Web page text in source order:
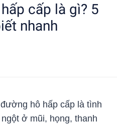
cấp là gì? 5
nhanh
hô hấp cấp là tình
ở mũi, họng, thanh